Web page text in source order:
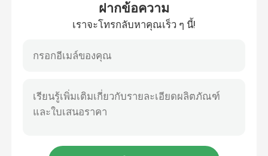
ผลิตภัณฑ์
แสดง VR
ฝากข้อความ
เราจะโทรกลับหาคุณเร็ว ๆ นี้!